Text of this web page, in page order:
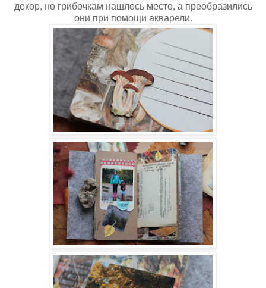
декор, но грибочкам нашлось место, а преобразились
они при помощи акварели.